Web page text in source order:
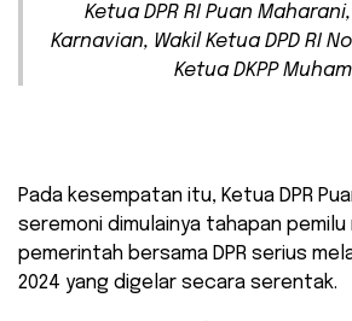
Ketua DPR RI Puan
Karnavian, Wakil Ketua DPD RI
Ketua DKPP
Pada kesempatan itu, Ketua DPR
seremoni dimulainya tahapan pemilu
pemerintah bersama DPR serius
2024 yang digelar secara serentak.